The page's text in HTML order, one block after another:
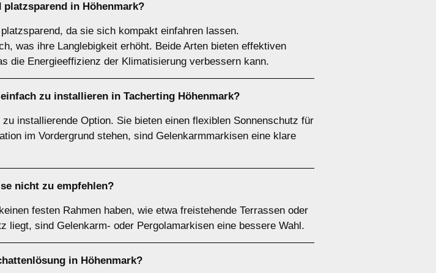
in Höhenmark?
da sie sich kompakt einfahren lassen.
was ihre Langlebigkeit erhöht. Beide Arten bieten effektiven
die Energieeffizienz der Klimatisierung verbessern kann.
zu installieren in Tacherting Höhenmark?
installierende Option. Sie bieten einen flexiblen Sonnenschutz für
im Vordergrund stehen, sind Gelenkarmmarkisen eine klare
nicht zu empfehlen?
festen Rahmen haben, wie etwa freistehende Terrassen oder
liegt, sind Gelenkarm- oder Pergolamarkisen eine bessere Wahl.
in Höhenmark?